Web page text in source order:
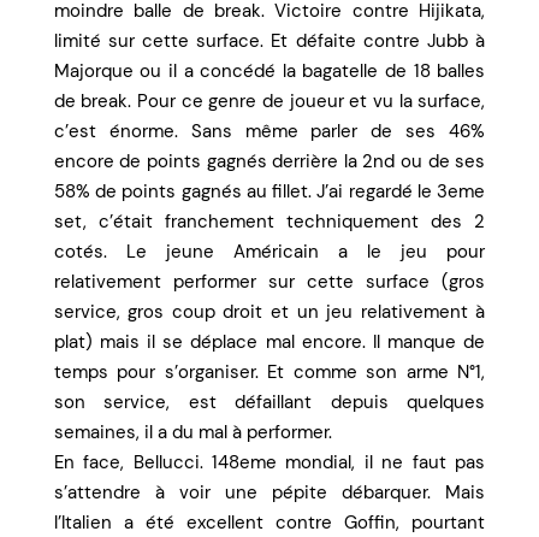
moindre balle de break. Victoire contre Hijikata,
limité sur cette surface. Et défaite contre Jubb à
Majorque ou il a concédé la bagatelle de 18 balles
de break. Pour ce genre de joueur et vu la surface,
c’est énorme. Sans même parler de ses 46%
encore de points gagnés derrière la 2nd ou de ses
58% de points gagnés au fillet. J’ai regardé le 3eme
set, c’était franchement techniquement des 2
cotés. Le jeune Américain a le jeu pour
relativement performer sur cette surface (gros
service, gros coup droit et un jeu relativement à
plat) mais il se déplace mal encore. Il manque de
temps pour s’organiser. Et comme son arme N°1,
son service, est défaillant depuis quelques
semaines, il a du mal à performer.
En face, Bellucci. 148eme mondial, il ne faut pas
s’attendre à voir une pépite débarquer. Mais
l’Italien a été excellent contre Goffin, pourtant